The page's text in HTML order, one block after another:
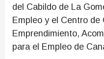
del Cabildo de La
Empleo y el Centro de
Emprendimiento,
para el Empleo de